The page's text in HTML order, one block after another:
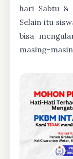
hari Sabtu &
Selain itu
bisa
masing-